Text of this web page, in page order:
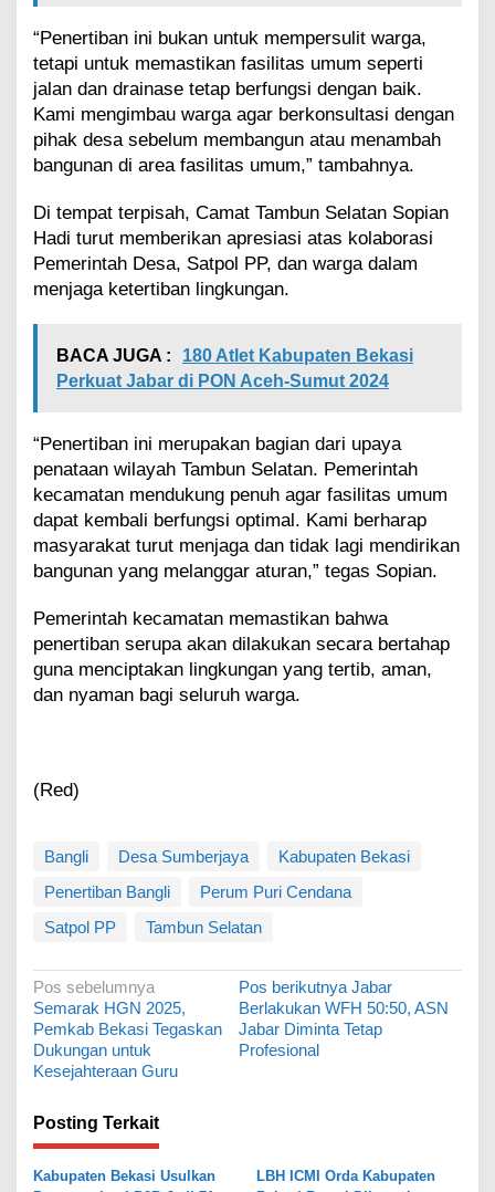
“Penertiban ini bukan untuk mempersulit warga,
tetapi untuk memastikan fasilitas umum seperti
jalan dan drainase tetap berfungsi dengan baik.
Kami mengimbau warga agar berkonsultasi dengan
pihak desa sebelum membangun atau menambah
bangunan di area fasilitas umum,” tambahnya.
Di tempat terpisah, Camat Tambun Selatan Sopian
Hadi turut memberikan apresiasi atas kolaborasi
Pemerintah Desa, Satpol PP, dan warga dalam
menjaga ketertiban lingkungan.
BACA JUGA :
180 Atlet Kabupaten Bekasi
Perkuat Jabar di PON Aceh-Sumut 2024
“Penertiban ini merupakan bagian dari upaya
penataan wilayah Tambun Selatan. Pemerintah
kecamatan mendukung penuh agar fasilitas umum
dapat kembali berfungsi optimal. Kami berharap
masyarakat turut menjaga dan tidak lagi mendirikan
bangunan yang melanggar aturan,” tegas Sopian.
Pemerintah kecamatan memastikan bahwa
penertiban serupa akan dilakukan secara bertahap
guna menciptakan lingkungan yang tertib, aman,
dan nyaman bagi seluruh warga.
(Red)
Bangli Desa Sumberjaya
Kabupaten Bekasi
Penertiban Bangli
Perum Puri Cendana
Satpol PP
Tambun Selatan
N
a
v
i
g
a
s
Pos sebelumnya
Semarak HGN 2025,
Pemkab Bekasi Tegaskan
Dukungan untuk
Kesejahteraan Guru
Pos berikutnya Jabar
Berlakukan WFH 50:50, ASN
Jabar Diminta Tetap
Profesional
Posting Terkait
Kabupaten Bekasi Usulkan
LBH ICMI Orda Kabupaten